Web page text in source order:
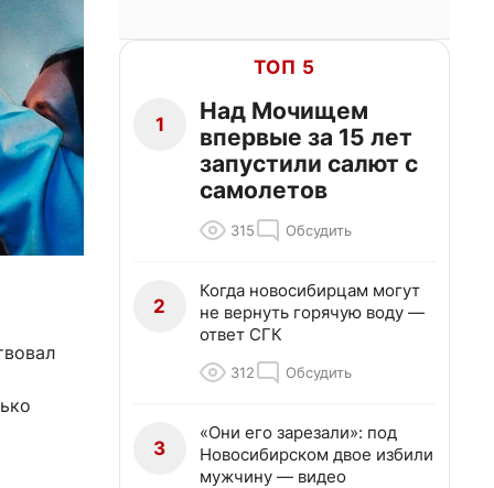
ТОП 5
1
Над Мочищем
впервые за 15 лет
запустили салют с
самолетов
315 Обсудить
2
Когда новосибирцам могут
не вернуть горячую воду —
ответ СГК
312 Обсудить
3
«Они его зарезали»: под
Новосибирском двое избили
мужчину — видео